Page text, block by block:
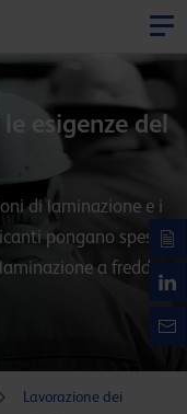
esigenze del
di laminazione e i
pongano spesso
a freddo.
Lavorazione dei